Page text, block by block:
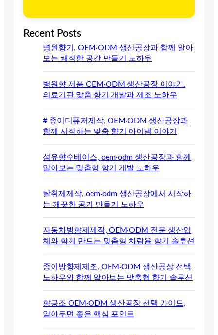
Recent Posts
병원향기, OEM·ODM 생산공장과 함께 알아
보는 쾌적한 공간 만들기 노하우
병원향 제품 OEM·ODM 생산공장 이야기.
의료기관 맞춤 향기 개발과 제조 노하우
# 종이디퓨저제작, OEM·ODM 생산공장과
함께 시작하는 맞춤 향기 아이템 이야기
섬유향수베이스, oem·odm 생산공장과 함께
알아보는 맞춤형 향기 개발 노하우
탈취제제작, oem·odm 생산공장에서 시작하
는 깨끗한 공기 만들기 노하우
자동차방향제제작, OEM·ODM 전문 생산업
체와 함께 만드는 맞춤형 차량용 향기 솔루션
종이방향제제조, OEM·ODM 생산공장 선택
노하우와 함께 알아보는 맞춤형 향기 솔루션
향공조 OEM·ODM 생산공장 선택 가이드,
알아두면 좋은 핵심 포인트